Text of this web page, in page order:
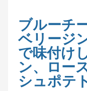
ブルーチ
ベリージ
で味付け
ン、ロー
シュポテ